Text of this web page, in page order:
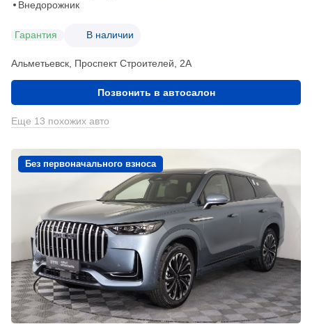
Внедорожник
Гарантия В наличии
Альметьевск, Проспект Строителей, 2А
Позвонить в автосалон
Еще 13 похожих авто
Без первоначального взноса